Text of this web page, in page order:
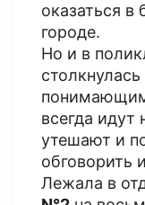
оказаться
городе.
Но и в
всегда идут
утешают и
обговорить
Лежала в